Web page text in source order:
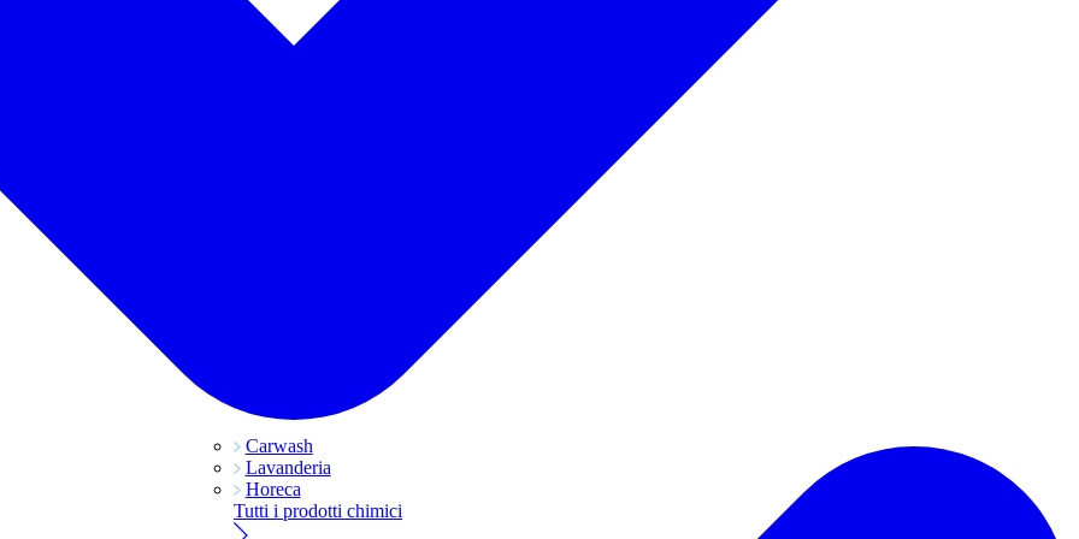
Carwash
Lavanderia
Horeca
Tutti i prodotti chimici